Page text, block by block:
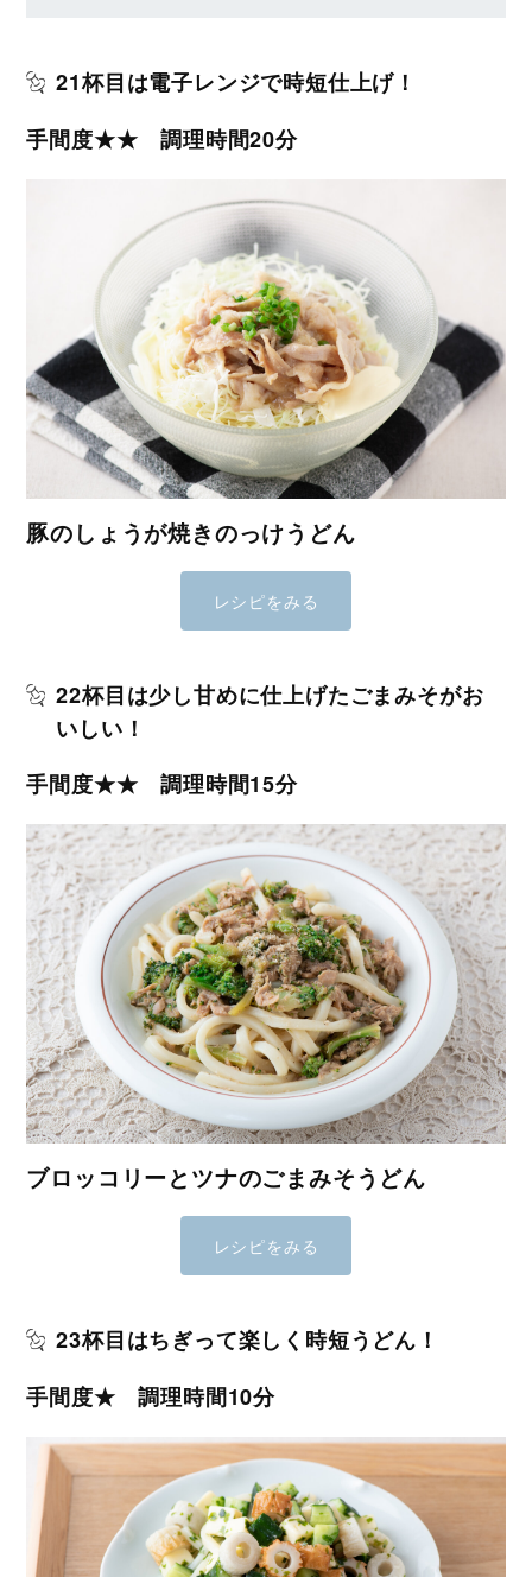
21杯目は電子レンジで時短仕上げ！
手間度★★ 調理時間20分
豚のしょうが焼きのっけうどん
レシピをみる
22杯目は少し甘めに仕上げたごまみそがお
いしい！
手間度★★ 調理時間15分
ブロッコリーとツナのごまみそうどん
レシピをみる
23杯目はちぎって楽しく時短うどん！
手間度★ 調理時間10分